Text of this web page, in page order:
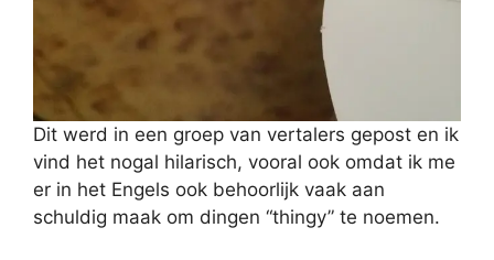
Dit werd in een groep van vertalers gepost en ik
vind het nogal hilarisch, vooral ook omdat ik me
er in het Engels ook behoorlijk vaak aan
schuldig maak om dingen “thingy” te noemen.